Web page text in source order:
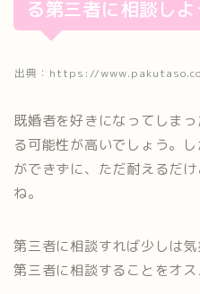
る第三者に相談しよ
出典：https://
既婚者を好きになってしま
る可能性が高いでしょう。
ができずに、ただ耐えるだ
ね。
第三者に相談すれば少しは
第三者に相談することをオス